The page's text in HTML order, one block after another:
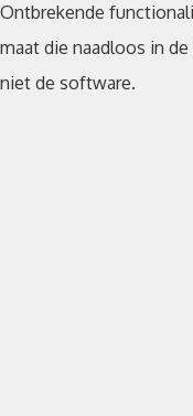
Ontbrekende
maat die naadloos in
niet de software.